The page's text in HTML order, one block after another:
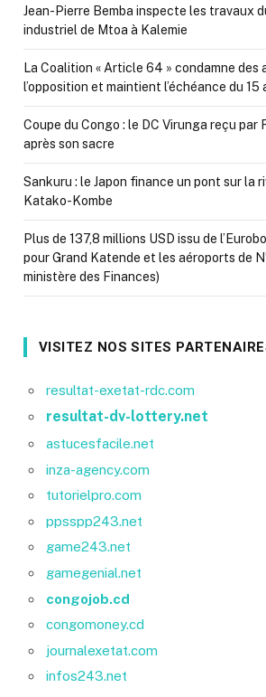
Jean-Pierre Bemba inspecte les travaux
industriel de Mtoa à Kalemie
La Coalition « Article 64 » condamne
l’opposition et maintient l’échéance du 15
Coupe du Congo : le DC Virunga reçu par
après son sacre
Sankuru : le Japon finance un pont sur la
Katako-Kombe
Plus de 137,8 millions USD issu de
pour Grand Katende et les aéroports de
ministère des Finances)
VISITEZ NOS SITES
resultat-exetat-rdc.com
resultat-dv-lottery.net
astucesfacile.net
inza-agency.com
tutorielpro.com
ppsspp243.net
game243.net
gamegenial.net
congojob.cd
congomoney.cd
journalexetat.com
infos243.net